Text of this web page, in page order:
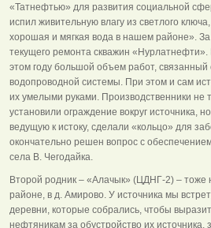
«Татнефтью» для развития социальной
испил живительную влагу из светлого
хорошая и мягкая вода в нашем районе».
текущего ремонта скважин
этом году большой объем работ, связанный
водопроводной системы. При этом и сам
их умелыми руками. Производственники не
установили ограждение вокруг источника,
ведущую к истоку, сделали «кольцо» для
окончательно решен вопрос с
села В. Чегодайка.
Второй родник – «Алачык» (ЦДНГ-2) – тоже
районе, в д. Амирово. У источника мы
деревни, которые собрались, чтобы
нефтяникам за обустройство их источника,